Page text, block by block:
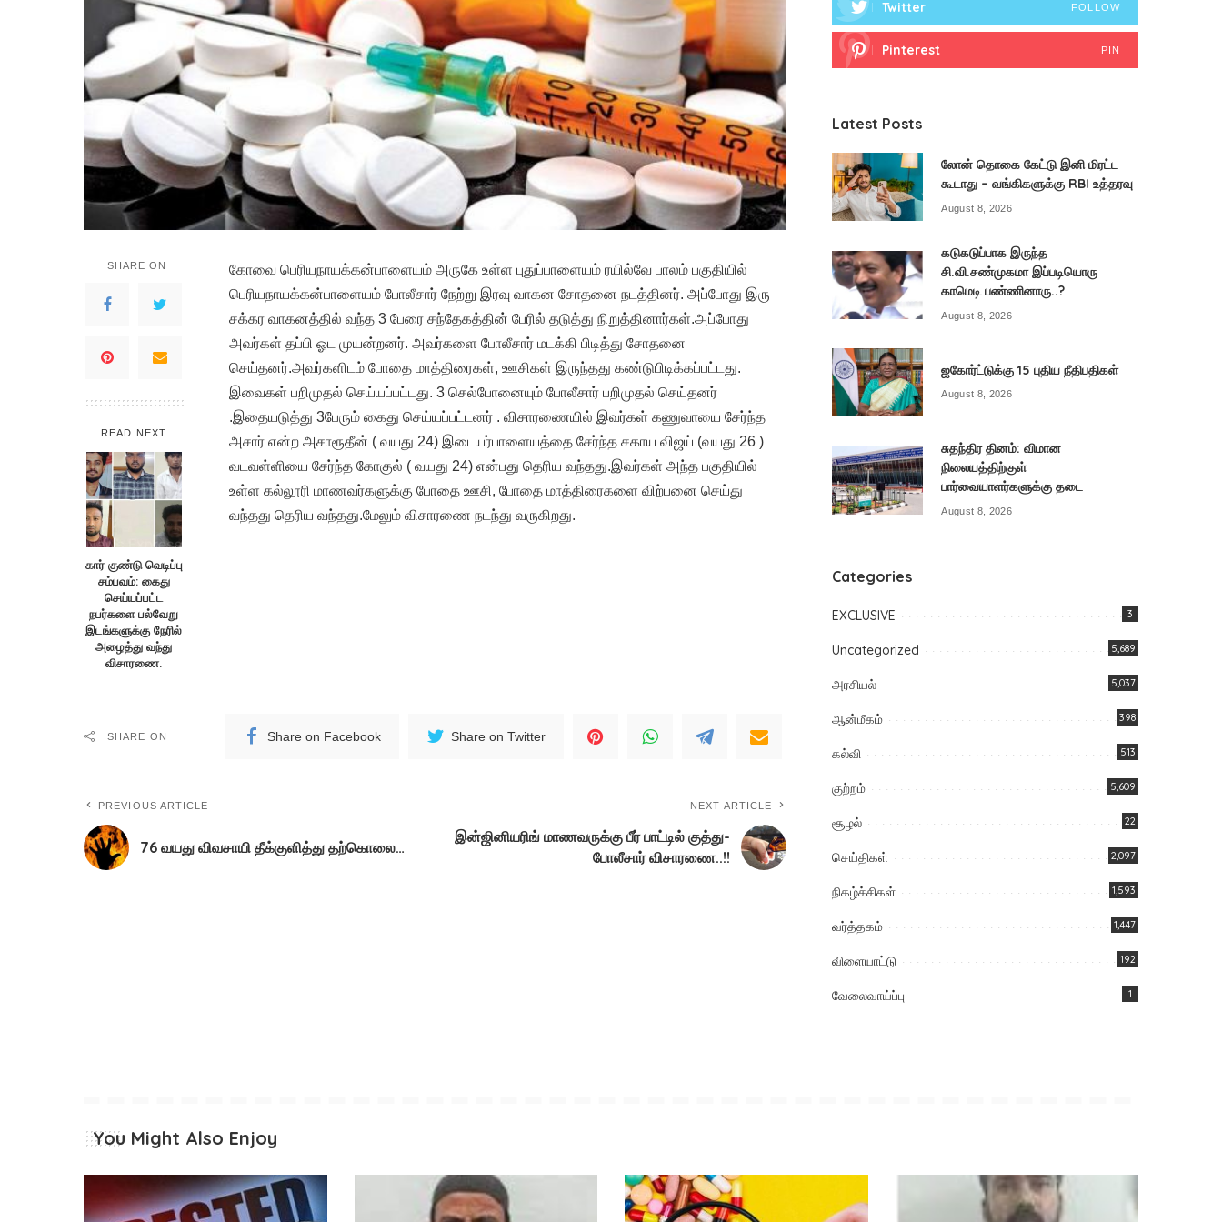
SHARE ON
READ NEXT
கார் குண்டு வெடிப்பு
சம்பவம்: கைது
செய்யப்பட்ட
நபர்களை பல்வேறு
இடங்களுக்கு நேரில்
அழைத்து வந்து
விசாரணை.
கோவை பெரியநாயக்கன்பாளையம் அருகே உள்ள புதுப்பாளையம் ரயில்வே பாலம் பகுதியில்
பெரியநாயக்கன்பாளையம் போலீசார் நேற்று இரவு வாகன சோதனை நடத்தினர். அப்போது இரு
சக்கர வாகனத்தில் வந்த 3 பேரை சந்தேகத்தின் பேரில் தடுத்து நிறுத்தினார்கள்.அப்போது
அவர்கள் தப்பி ஓட முயன்றனர். அவர்களை போலீசார் மடக்கி பிடித்து சோதனை
செய்தனர்.அவர்களிடம் போதை மாத்திரைகள், ஊசிகள் இருந்தது கண்டுபிடிக்கப்பட்டது.
இவைகள் பறிமுதல் செய்யப்பட்டது. 3 செல்போனையும் போலீசார் பறிமுதல் செய்தனர்
.இதையடுத்து 3பேரும் கைது செய்யப்பட்டனர் . விசாரணையில் இவர்கள் கணுவாயை சேர்ந்த
அசார் என்ற அசாரூதீன் ( வயது 24) இடையர்பாளையத்தை சேர்ந்த சகாய விஜய் (வயது 26 )
வடவள்ளியை சேர்ந்த கோகுல் ( வயது 24) என்பது தெரிய வந்தது.இவர்கள் அந்த பகுதியில்
உள்ள கல்லூரி மாணவர்களுக்கு போதை ஊசி, போதை மாத்திரைகளை விற்பனை செய்து
வந்தது தெரிய வந்தது.மேலும் விசாரணை நடந்து வருகிறது.
SHARE ON Share on Facebook Share on Twitter
PREVIOUS ARTICLE
76 வயது விவசாயி தீக்குளித்து தற்கொலை…
NEXT ARTICLE
இன்ஜினியரிங் மாணவருக்கு பீர் பாட்டில் குத்து-
போலீசார் விசாரணை..!!
Twitter FOLLOW
Pinterest PIN
Latest Posts
லோன் தொகை கேட்டு இனி மிரட்ட
கூடாது – வங்கிகளுக்கு RBI உத்தரவு
August 8, 2026
கடுகடுப்பாக இருந்த
சி.வி.சண்முகமா இப்படியொரு
காமெடி பண்ணினாரு..?
August 8, 2026
ஐகோர்ட்டுக்கு 15 புதிய நீதிபதிகள்
August 8, 2026
சுதந்திர தினம்: விமான
நிலையத்திற்குள்
பார்வையாளர்களுக்கு தடை
August 8, 2026
Categories
EXCLUSIVE 3
Uncategorized 5,689
அரசியல் 5,037
ஆன்மீகம் 398
கல்வி 513
குற்றம் 5,609
சூழல் 22
செய்திகள் 2,097
நிகழ்ச்சிகள் 1,593
வர்த்தகம் 1,447
விளையாட்டு 192
வேலைவாய்ப்பு 1
You Might Also Enjoy